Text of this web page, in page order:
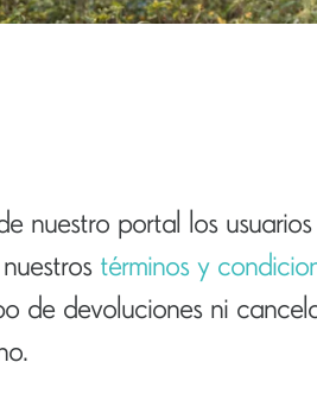
nuestro portal los
términos y
de devoluciones ni